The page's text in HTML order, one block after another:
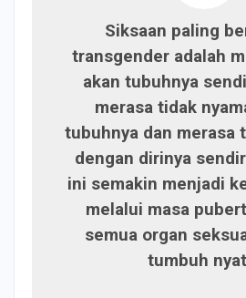
Siksaan paling
transgender adalah
akan tubuhnya
merasa tidak
tubuhnya dan merasa
dengan dirinya
ini semakin menjadi
melalui masa
semua organ
tumbuh